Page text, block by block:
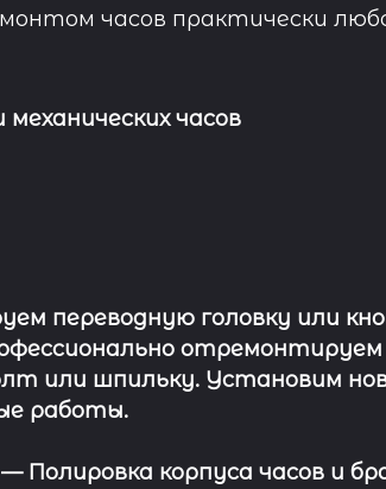
часов практически
часов
переводную головку или
или шпильку. Установим
работы.
— Полировка корпуса часов и